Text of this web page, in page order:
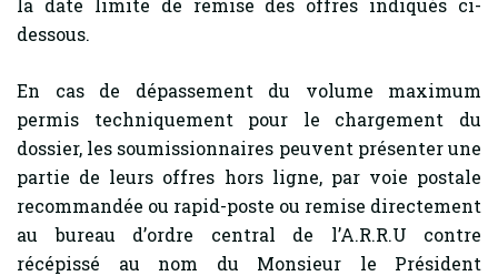
la date limite de remise des offres indiqués ci-
dessous.
En cas de dépassement du volume maximum
permis techniquement pour le chargement du
dossier, les soumissionnaires peuvent présenter une
partie de leurs offres hors ligne, par voie postale
recommandée ou rapid-poste ou remise directement
au bureau d’ordre central de l’A.R.R.U contre
récépissé au nom du Monsieur le Président